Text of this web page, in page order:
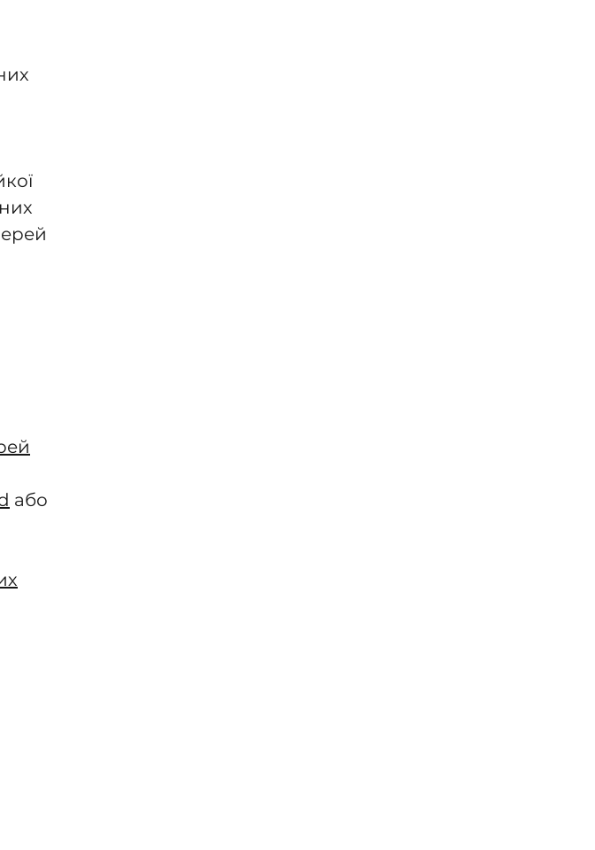
або